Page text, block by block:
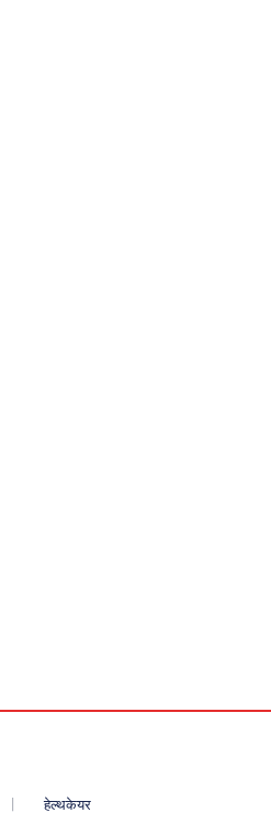
हेल्थकेयर